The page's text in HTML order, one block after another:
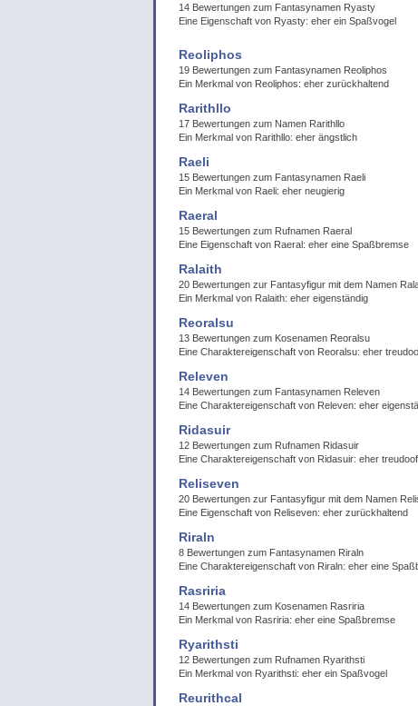
14 Bewertungen zum Fantasynamen Ryasty
Eine Eigenschaft von Ryasty: eher ein Spaßvogel
Reoliphos
19 Bewertungen zum Fantasynamen Reoliphos
Ein Merkmal von Reoliphos: eher zurückhaltend
Rarithllo
17 Bewertungen zum Namen Rarithllo
Ein Merkmal von Rarithllo: eher ängstlich
Raeli
15 Bewertungen zum Fantasynamen Raeli
Ein Merkmal von Raeli: eher neugierig
Raeral
15 Bewertungen zum Rufnamen Raeral
Eine Eigenschaft von Raeral: eher eine Spaßbremse
Ralaith
20 Bewertungen zur Fantasyfigur mit dem Namen
Ein Merkmal von Ralaith: eher eigenständig
Reoralsu
13 Bewertungen zum Kosenamen Reoralsu
Eine Charaktereigenschaft von Reoralsu: eher
Releven
14 Bewertungen zum Fantasynamen Releven
Eine Charaktereigenschaft von Releven: eher
Ridasuir
12 Bewertungen zum Rufnamen Ridasuir
Eine Charaktereigenschaft von Ridasuir: eher treudoof
Reliseven
20 Bewertungen zur Fantasyfigur mit dem Namen
Eine Eigenschaft von Reliseven: eher zurückhaltend
Riraln
8 Bewertungen zum Fantasynamen Riraln
Eine Charaktereigenschaft von Riraln: eher eine
Rasriria
14 Bewertungen zum Kosenamen Rasriria
Ein Merkmal von Rasriria: eher eine Spaßbremse
Ryarithsti
12 Bewertungen zum Rufnamen Ryarithsti
Ein Merkmal von Ryarithsti: eher ein Spaßvogel
Reurithcal